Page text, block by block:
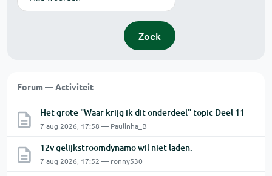
Zoek
Forum — Activiteit
Het grote "Waar krijg ik dit onderdeel" topic Deel 11
7 aug 2026, 17:58 — Paulinha_B
12v gelijkstroomdynamo wil niet laden.
7 aug 2026, 17:52 — ronny530